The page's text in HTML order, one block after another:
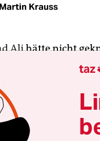
Martin Krauss
Alihätte nicht
, die sich im
selbst „The
im Profisport für
knien sich vor
taz